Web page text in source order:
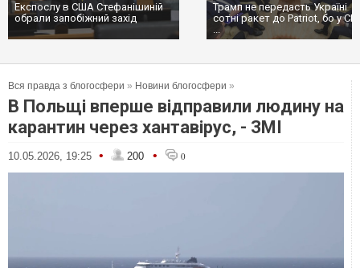
Експослу в США Стефанішиній
обрали запобіжний захід
Трамп не передасть Україні
сотні ракет до Patriot, бо у
...
Вся правда з блогосфери » Новини блогосфери »
В Польщі вперше відправили людину на
карантин через хантавірус, - ЗМІ
10.05.2026, 19:25 • 200 • 0